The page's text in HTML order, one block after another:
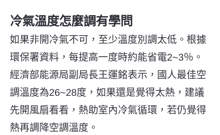
冷氣溫度怎麼調有學問
如果非開冷氣不可，至少溫度別調太低。根據
環保署資料，每提高一度時約能省電2~3％。
經濟部能源局副局長王運銘表示，國人最佳空
調溫度為26~28度，如果還是覺得太熱，建議
先開風扇看看，熱助室內冷氣循環，若仍覺得
熱再調降空調溫度。